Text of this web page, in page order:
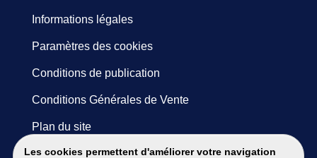
Les cookies permettent d'améliorer votre navigation
Informations légales
Paramètres des cookies
Conditions de publication
Conditions Générales de Vente
Plan du site